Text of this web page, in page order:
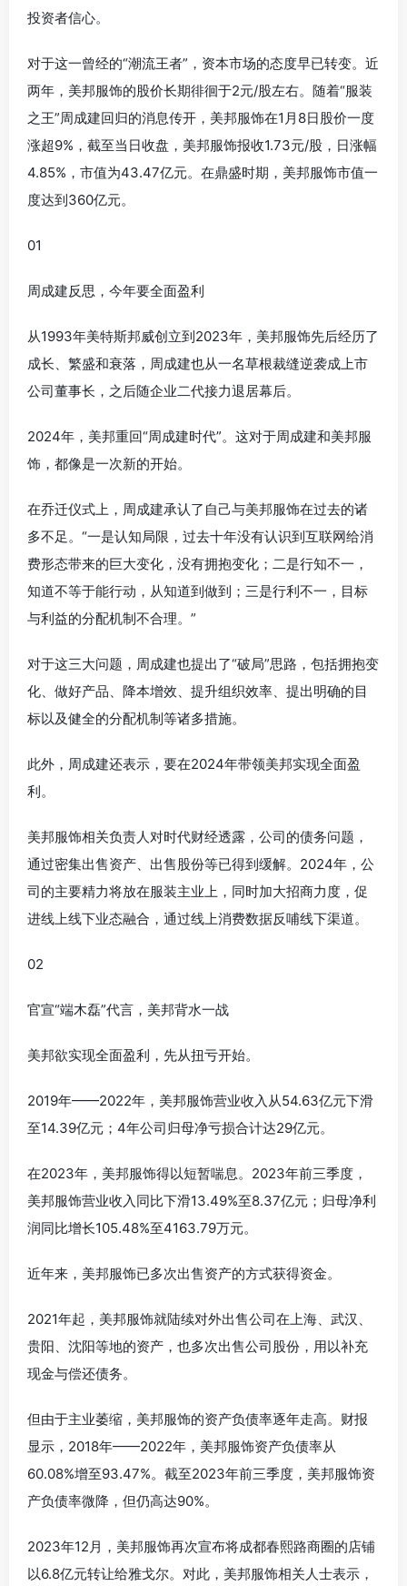
投资者信心。
对于这一曾经的“潮流王者”，资本市场的态度早已转变。近
两年，美邦服饰的股价长期徘徊于2元/股左右。随着“服装
之王”周成建回归的消息传开，美邦服饰在1月8日股价一度
涨超9%，截至当日收盘，美邦服饰报收1.73元/股，日涨幅
4.85%，市值为43.47亿元。在鼎盛时期，美邦服饰市值一
度达到360亿元。
01
周成建反思，今年要全面盈利
从1993年美特斯邦威创立到2023年，美邦服饰先后经历了
成长、繁盛和衰落，周成建也从一名草根裁缝逆袭成上市
公司董事长，之后随企业二代接力退居幕后。
2024年，美邦重回“周成建时代”。这对于周成建和美邦服
饰，都像是一次新的开始。
在乔迁仪式上，周成建承认了自己与美邦服饰在过去的诸
多不足。“一是认知局限，过去十年没有认识到互联网给消
费形态带来的巨大变化，没有拥抱变化；二是行知不一，
知道不等于能行动，从知道到做到；三是行利不一，目标
与利益的分配机制不合理。”
对于这三大问题，周成建也提出了“破局”思路，包括拥抱变
化、做好产品、降本增效、提升组织效率、提出明确的目
标以及健全的分配机制等诸多措施。
此外，周成建还表示，要在2024年带领美邦实现全面盈
利。
美邦服饰相关负责人对时代财经透露，公司的债务问题，
通过密集出售资产、出售股份等已得到缓解。2024年，公
司的主要精力将放在服装主业上，同时加大招商力度，促
进线上线下业态融合，通过线上消费数据反哺线下渠道。
02
官宣“端木磊”代言，美邦背水一战
美邦欲实现全面盈利，先从扭亏开始。
2019年——2022年，美邦服饰营业收入从54.63亿元下滑
至14.39亿元；4年公司归母净亏损合计达29亿元。
在2023年，美邦服饰得以短暂喘息。2023年前三季度，
美邦服饰营业收入同比下滑13.49%至8.37亿元；归母净利
润同比增长105.48%至4163.79万元。
近年来，美邦服饰已多次出售资产的方式获得资金。
2021年起，美邦服饰就陆续对外出售公司在上海、武汉、
贵阳、沈阳等地的资产，也多次出售公司股份，用以补充
现金与偿还债务。
但由于主业萎缩，美邦服饰的资产负债率逐年走高。财报
显示，2018年——2022年，美邦服饰资产负债率从
60.08%增至93.47%。截至2023年前三季度，美邦服饰资
产负债率微降，但仍高达90%。
2023年12月，美邦服饰再次宣布将成都春熙路商圈的店铺
以6.8亿元转让给雅戈尔。对此，美邦服饰相关人士表示，